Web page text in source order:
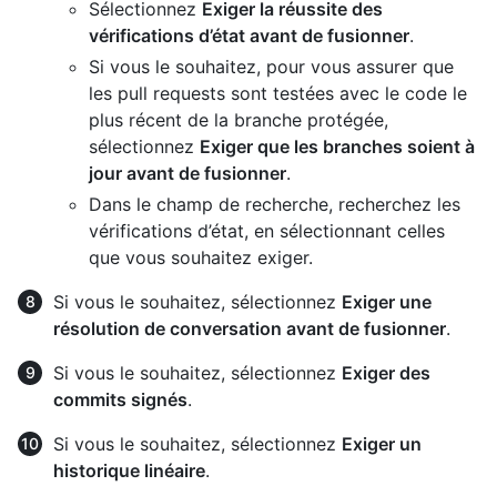
Sélectionnez Exiger la réussite des
vérifications d’état avant de fusionner.
Si vous le souhaitez, pour vous assurer que
les pull requests sont testées avec le code le
plus récent de la branche protégée,
sélectionnez Exiger que les branches soient à
jour avant de fusionner.
Dans le champ de recherche, recherchez les
vérifications d’état, en sélectionnant celles
que vous souhaitez exiger.
Si vous le souhaitez, sélectionnez Exiger une
résolution de conversation avant de fusionner.
Si vous le souhaitez, sélectionnez Exiger des
commits signés.
Si vous le souhaitez, sélectionnez Exiger un
historique linéaire.